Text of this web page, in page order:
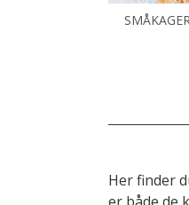
Her finder